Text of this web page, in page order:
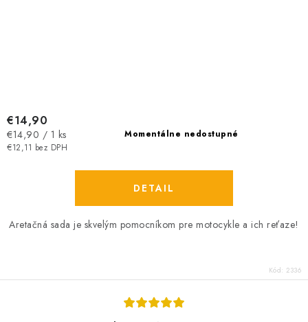
Momentálne nedostupné
€12,11 bez DPH
€14,90
Jednotková
cena:
€14,90 / 1 ks
DETAIL
Aretačná sada je skvelým pomocníkom pre motocykle a ich reťaze!
Kód: 2336